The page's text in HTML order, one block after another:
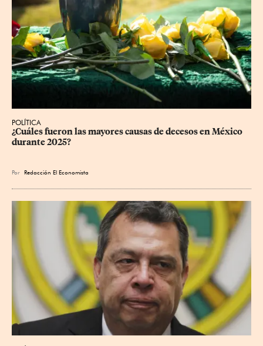
POLÍTICA
¿Cuáles fueron las mayores causas de decesos en México
durante 2025?
Por Redacción El Economista